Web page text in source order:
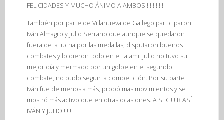
FELICIDADES Y MUCHO ÁNIMO A AMBOS!!!!!!!!!!!!!
También por parte de Villanueva de Gallego participaron
Iván Almagro y Julio Serrano que aunque se quedaron
fuera de la lucha por las medallas, disputaron buenos
combates y lo dieron todo en el tatami. Julio no tuvo su
mejor día y mermado por un golpe en el segundo
combate, no pudo seguir la competición. Por su parte
Iván fue de menos a más, probó mas movimientos y se
mostró más activo que en otras ocasiones. A SEGUIR ASÍ
IVÁN Y JULIO!!!!!!